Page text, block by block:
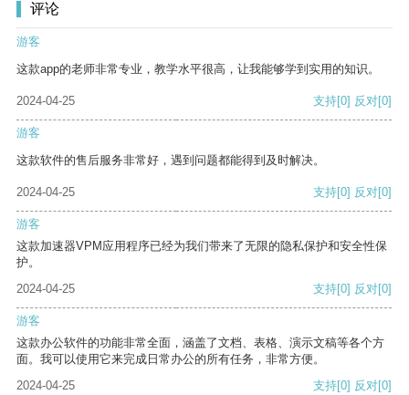
评论
游客
这款app的老师非常专业，教学水平很高，让我能够学到实用的知识。
2024-04-25 支持[0] 反对[0]
游客
这款软件的售后服务非常好，遇到问题都能得到及时解决。
2024-04-25 支持[0] 反对[0]
游客
这款加速器VPM应用程序已经为我们带来了无限的隐私保护和安全性保
护。
2024-04-25
支持[0] 反对[0]
游客
这款办公软件的功能非常全面，涵盖了文档、表格、演示文稿等各个方
面。我可以使用它来完成日常办公的所有任务，非常方便。
2024-04-25
支持[0] 反对[0]